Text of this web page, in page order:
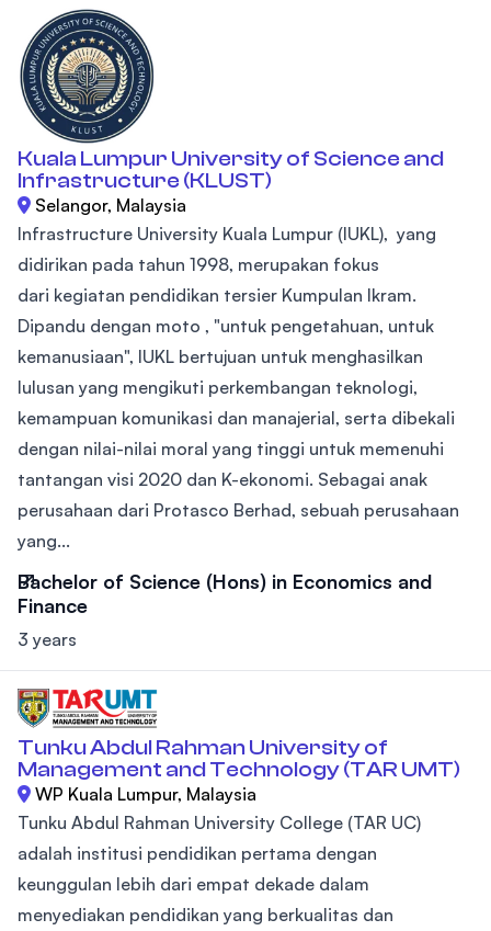
Kuala Lumpur University of Science and
Infrastructure (KLUST)
Selangor, Malaysia
Infrastructure University Kuala Lumpur (IUKL), yang
didirikan pada tahun 1998, merupakan fokus
dari kegiatan pendidikan tersier Kumpulan Ikram.
Dipandu dengan moto , "untuk pengetahuan, untuk
kemanusiaan", IUKL bertujuan untuk menghasilkan
lulusan yang mengikuti perkembangan teknologi,
kemampuan komunikasi dan manajerial, serta dibekali
dengan nilai-nilai moral yang tinggi untuk memenuhi
tantangan visi 2020 dan K-ekonomi. Sebagai anak
perusahaan dari Protasco Berhad, sebuah perusahaan
yang...
Bachelor of Science (Hons) in Economics and
Finance
3 years
Tunku Abdul Rahman University of
Management and Technology (TAR UMT)
WP Kuala Lumpur, Malaysia
Tunku Abdul Rahman University College (TAR UC)
adalah institusi pendidikan pertama dengan
keunggulan lebih dari empat dekade dalam
menyediakan pendidikan yang berkualitas dan